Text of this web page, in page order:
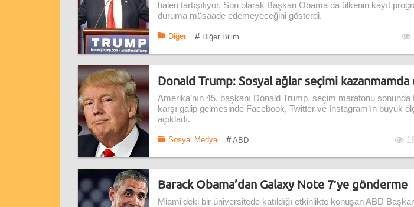
halen tartışılıyor. Son olarak Başkan Obama da ülkenin kayıt
duruma müsaade edemeyeceğini gösterdi.
Diğer # Diğer Bilim
Donald Trump: Sosyal ağlar seçimi
Amerika’nın 45. başkanı Donald Trump, seçim maratonu sonunda
karşı galip gelmesinde Facebook, Twitter ve Instagram’ın büyük
açıkladı.
Sosyal Medya # ABD
Barack Obama’dan Galaxy Note 7′ye gönderme
Miami'deki bir üniversitede katıldığı etkinlikte konuşan ABD